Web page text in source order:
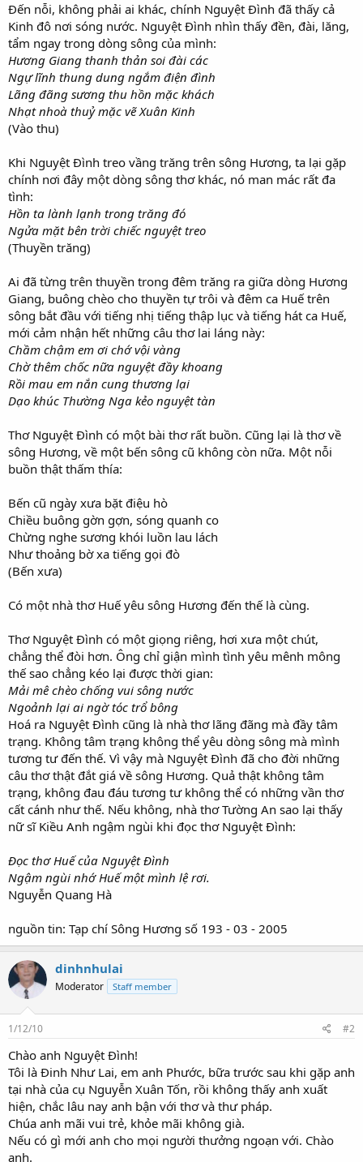
Đến nỗi, không phải ai khác, chính Nguyệt Đình đã thấy cả
Kinh đô nơi sóng nước. Nguyệt Đình nhìn thấy đền, đài, lăng,
tẩm ngay trong dòng sông của mình:
Hương Giang thanh thản soi đài các
Ngự lĩnh thung dung ngắm điện đình
Lãng đãng sương thu hồn mặc khách
Nhạt nhoà thuỷ mặc vẽ Xuân Kinh
(Vào thu)
Khi Nguyệt Đình treo vầng trăng trên sông Hương, ta lại gặp
chính nơi đây một dòng sông thơ khác, nó man mác rất đa
tình:
Hồn ta lành lạnh trong trăng đó
Ngửa mặt bên trời chiếc nguyệt treo
(Thuyền trăng)
Ai đã từng trên thuyền trong đêm trăng ra giữa dòng Hương
Giang, buông chèo cho thuyền tự trôi và đêm ca Huế trên
sông bắt đầu với tiếng nhị tiếng thập lục và tiếng hát ca Huế,
mới cảm nhận hết những câu thơ lai láng này:
Chầm chậm em ơi chớ vội vàng
Chờ thêm chốc nữa nguyệt đầy khoang
Rồi mau em nắn cung thương lại
Dạo khúc Thường Nga kẻo nguyệt tàn
Thơ Nguyệt Đình có một bài thơ rất buồn. Cũng lại là thơ về
sông Hương, về một bến sông cũ không còn nữa. Một nỗi
buồn thật thấm thía:
Bến cũ ngày xưa bặt điệu hò
Chiều buông gờn gợn, sóng quanh co
Chừng nghe sương khói luồn lau lách
Như thoảng bờ xa tiếng gọi đò
(Bến xưa)
Có một nhà thơ Huế yêu sông Hương đến thế là cùng.
Thơ Nguyệt Đình có một giọng riêng, hơi xưa một chút,
chẳng thể đòi hơn. Ông chỉ giận mình tình yêu mênh mông
thế sao chẳng kéo lại được thời gian:
Mải mê chèo chống vui sông nước
Ngoảnh lại ai ngờ tóc trổ bông
Hoá ra Nguyệt Đình cũng là nhà thơ lãng đãng mà đầy tâm
trạng. Không tâm trạng không thể yêu dòng sông mà mình
tương tư đến thế. Vì vậy mà Nguyệt Đình đã cho đời những
câu thơ thật đắt giá về sông Hương. Quả thật không tâm
trạng, không đau đáu tương tư không thể có những vần thơ
cất cánh như thế. Nếu không, nhà thơ Tường An sao lại thấy
nữ sĩ Kiều Anh ngậm ngùi khi đọc thơ Nguyệt Đình:
Đọc thơ Huế của Nguyệt Đình
Ngậm ngùi nhớ Huế một mình lệ rơi.
Nguyễn Quang Hà
nguồn tin: Tạp chí Sông Hương số 193 - 03 - 2005
dinhnhulai
Moderator Staff member
1/12/10 #2
Chào anh Nguyệt Đình!
Tôi là Đinh Như Lai, em anh Phước, bữa trước sau khi gặp anh
tại nhà của cụ Nguyễn Xuân Tốn, rồi không thấy anh xuất
hiện, chắc lâu nay anh bận với thơ và thư pháp.
Chúa anh mãi vui trẻ, khỏe mãi không già.
Nếu có gì mới anh cho mọi người thưởng ngoạn với. Chào
anh.